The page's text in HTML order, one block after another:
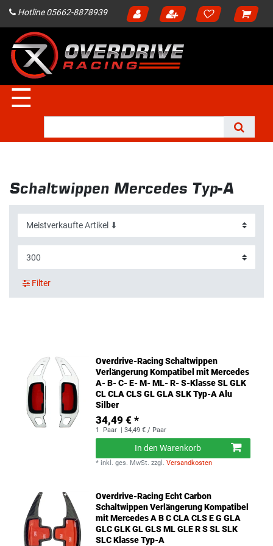
Hotline 05662-8878939
☰
Schaltwippen Mercedes Typ-A
Filter
Overdrive-Racing Schaltwippen
Verlängerung Kompatibel mit Mercedes
A- B- C- E- M- ML- R- S-Klasse SL GLK
CL CLA CLS GL GLA SLK Typ-A Alu
Silber
34,49 € *
1 Paar | 34,49 € / Paar
In den Warenkorb
* inkl. ges. MwSt. zzgl.Versandkosten
Overdrive-Racing Echt Carbon
Schaltwippen Verlängerung Kompatibel
mit Mercedes A B C CLA CLS E G GLA
GLC GLK GL GLS ML GLE R S SL SLK
SLC Klasse Typ-A